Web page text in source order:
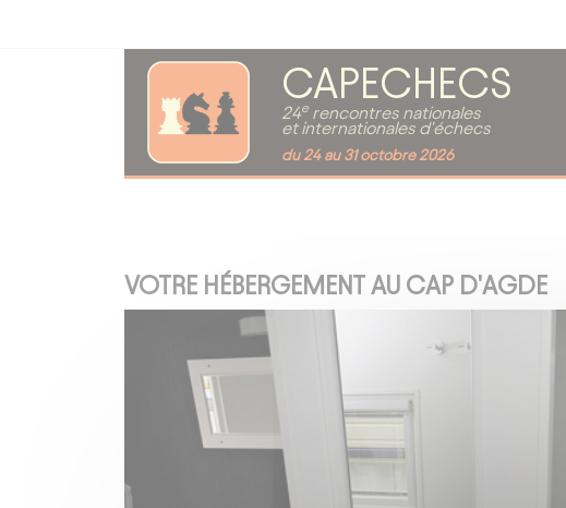
CAPECHECS
24e rencontres nationales
et internationales d'échecs
du 24 au 31 octobre 2026
VOTRE HÉBERGEMENT AU CAP D'AGDE